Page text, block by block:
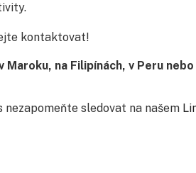
kontaktovat!
na Filipínách, v Peru
sledovat na našem